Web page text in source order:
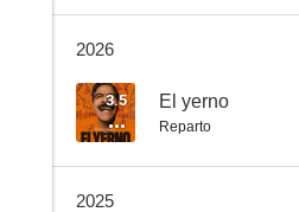
2026
3.5 El yerno
Reparto
2025